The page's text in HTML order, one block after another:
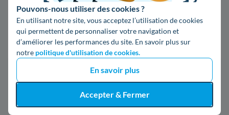
Pouvons-nous utiliser des cookies ?
En utilisant notre site, vous acceptez l’utilisation de cookies
qui permettent de personnaliser votre navigation et
d’améliorer les performances du site. En savoir plus sur
notre politique d'utilisation de cookies.
En savoir plus
Accepter & Fermer
09 78 46 71 74
Comparer les offres
5. Les informations sur Enedis à